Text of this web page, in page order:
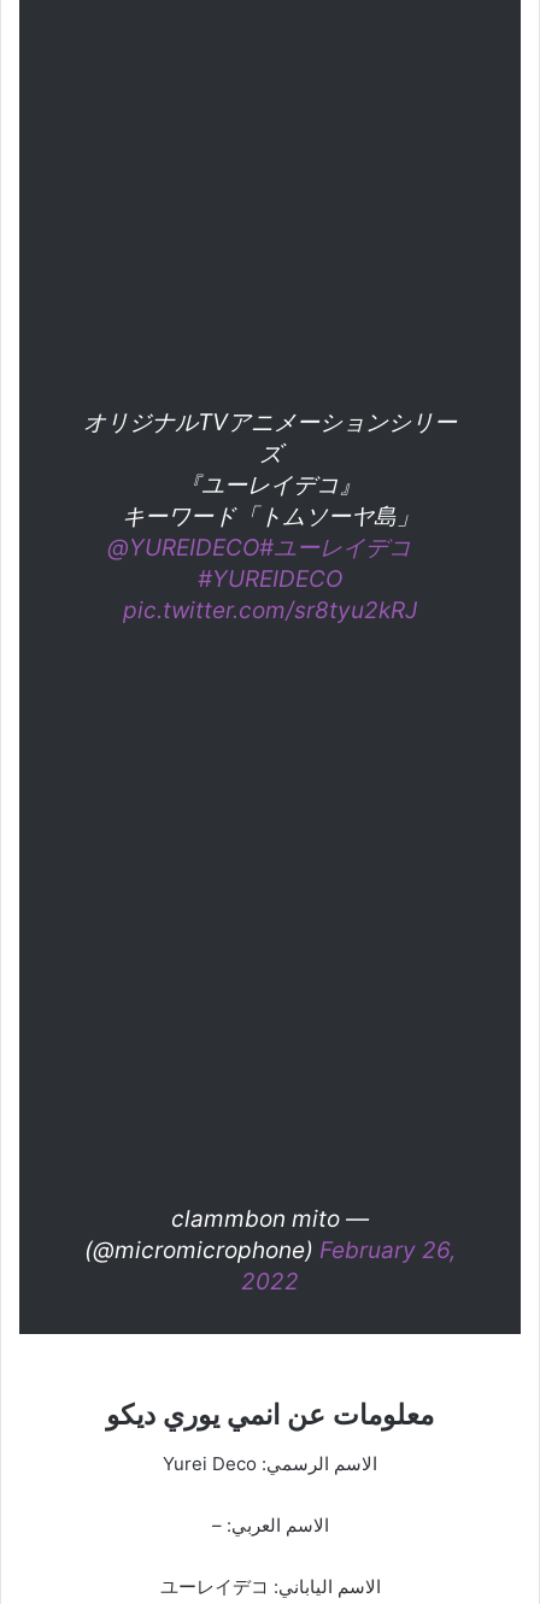
オリジナルTVアニメーションシリー
ズ
『ユーレイデコ』
キーワード「トムソーヤ島」
@YUREIDECO#ユーレイデコ
#YUREIDECO
pic.twitter.com/sr8tyu2kRJ
— clammbon mito
(@micromicrophone) February 26,
2022
معلومات عن انمي يوري ديكو
الاسم الرسمي: Yurei Deco
الاسم العربي: –
الاسم الياباني: ユーレイデコ